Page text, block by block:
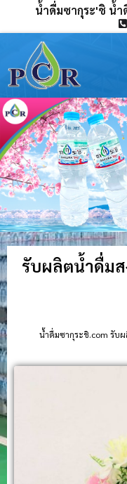
น้ำดื่มซากุระ'ชิ น้ำ
รับผลิตน้ำดื่มส
น้ําดื่มซากุระชิ.com รับ